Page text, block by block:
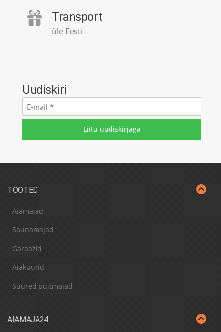
Transport
üle Eesti
Uudiskiri
E-
mail
TOOTED
Aiamajad
Saunamajad
Garaažid
Aiakuurid
Suured puitmajad
AIAMAJA24